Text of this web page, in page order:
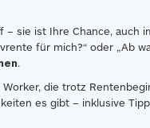
sie ist Ihre Chance,
für mich?“ oder „Ab
.
die trotz
es gibt – inklusive